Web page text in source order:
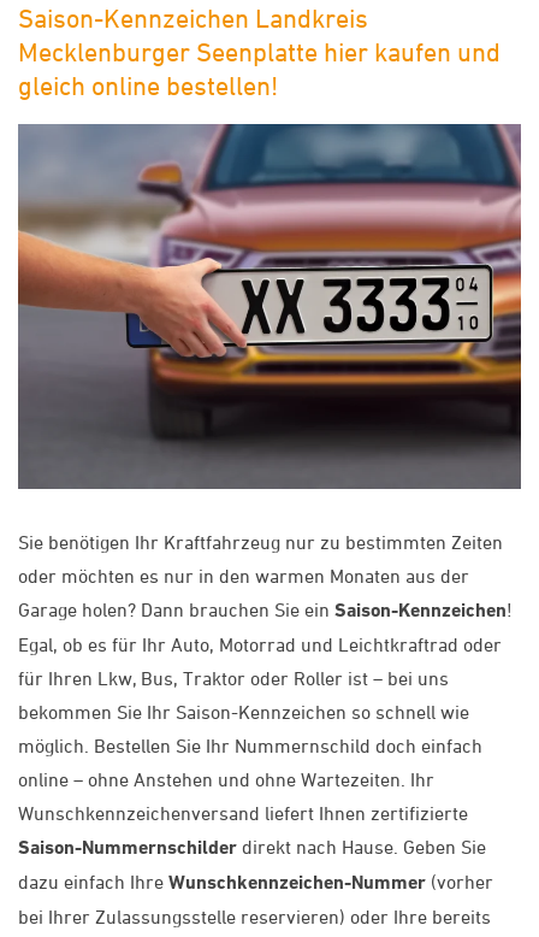
Saison-Kennzeichen Landkreis
Mecklenburger Seenplatte hier kaufen und
gleich online bestellen!
Sie benötigen Ihr Kraftfahrzeug nur zu bestimmten Zeiten
oder möchten es nur in den warmen Monaten aus der
Garage holen? Dann brauchen Sie ein Saison-Kennzeichen!
Egal, ob es für Ihr Auto, Motorrad und Leichtkraftrad oder
für Ihren Lkw, Bus, Traktor oder Roller ist – bei uns
bekommen Sie Ihr Saison-Kennzeichen so schnell wie
möglich. Bestellen Sie Ihr Nummernschild doch einfach
online – ohne Anstehen und ohne Wartezeiten. Ihr
Wunschkennzeichenversand liefert Ihnen zertifizierte
Saison-Nummernschilder direkt nach Hause. Geben Sie
dazu einfach Ihre Wunschkennzeichen-Nummer (vorher
bei Ihrer Zulassungsstelle reservieren) oder Ihre bereits